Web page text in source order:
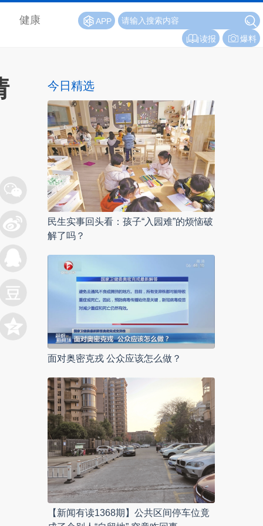
健康
APP
爆料
读报
今日精选
民生实事回头看：孩子“入园难”的烦恼破
解了吗？
面对奥密克戎 公众应该怎么做？
【新闻有读1368期】公共区间停车位竟